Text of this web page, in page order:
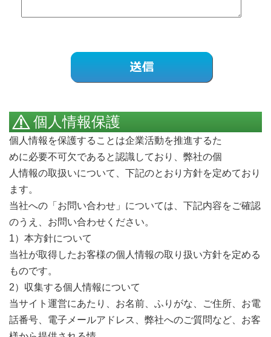
個人情報保護
個人情報を保護することは企業活動を推進するた
めに必要不可欠であると認識しており、弊社の個
人情報の取扱いについて、下記のとおり方針を定めており
ます。
当社への「お問い合わせ」については、下記内容をご確認
のうえ、お問い合わせください。
1）本方針について
当社が取得したお客様の個人情報の取り扱い方針を定める
ものです。
2）収集する個人情報について
当サイト運営にあたり、お名前、ふりがな、ご住所、お電
話番号、電子メールアドレス、弊社へのご質問など、お客